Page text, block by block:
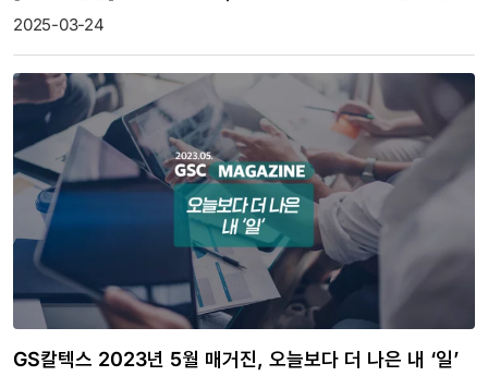
2025-03-24
GS칼텍스 2023년 5월 매거진, 오늘보다 더 나은 내 ‘일’